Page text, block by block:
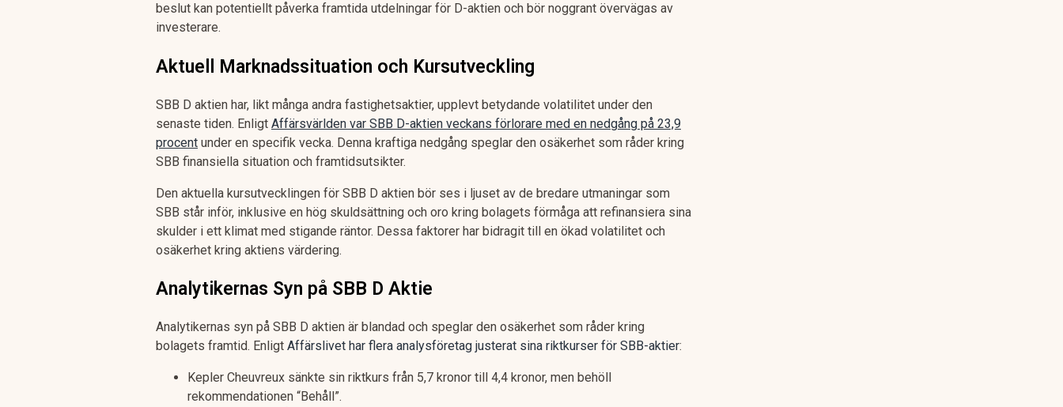
beslut kan potentiellt påverka framtida utdelningar för D-aktien och bör noggrant övervägas av
investerare.
Aktuell Marknadssituation och Kursutveckling
SBB D aktien har, likt många andra fastighetsaktier, upplevt betydande volatilitet under den
senaste tiden. Enligt Affärsvärlden var SBB D-aktien veckans förlorare med en nedgång på 23,9
procent under en specifik vecka. Denna kraftiga nedgång speglar den osäkerhet som råder kring
SBB finansiella situation och framtidsutsikter.
Den aktuella kursutvecklingen för SBB D aktien bör ses i ljuset av de bredare utmaningar som
SBB står inför, inklusive en hög skuldsättning och oro kring bolagets förmåga att refinansiera sina
skulder i ett klimat med stigande räntor. Dessa faktorer har bidragit till en ökad volatilitet och
osäkerhet kring aktiens värdering.
Analytikernas Syn på SBB D Aktie
Analytikernas syn på SBB D aktien är blandad och speglar den osäkerhet som råder kring
bolagets framtid. Enligt Affärslivet har flera analysföretag justerat sina riktkurser för SBB-aktier:
Kepler Cheuvreux sänkte sin riktkurs från 5,7 kronor till 4,4 kronor, men behöll
rekommendationen “Behåll”.